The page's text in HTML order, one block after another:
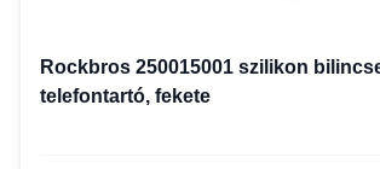
Rockbros 250015001 szilikon
telefontartó, fekete